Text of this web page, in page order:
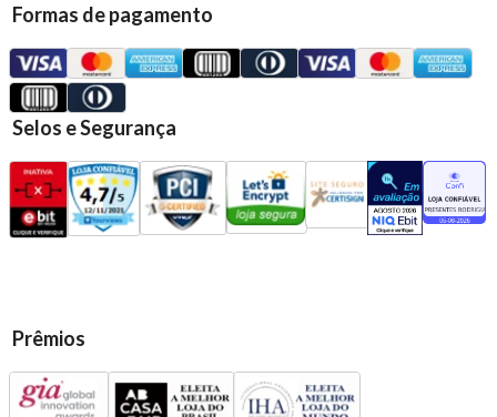
Formas de pagamento
Selos e Segurança
Prêmios